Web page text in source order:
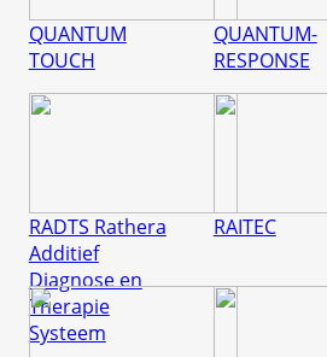
QUANTUM
TOUCH
QUANTUM-
RESPONSE
RADTS Rathera
Additief
Diagnose en
Therapie
Systeem
RAITEC